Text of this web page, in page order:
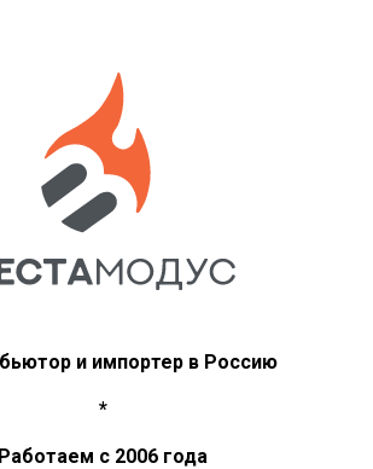
и импортер в Россию
*
Работаем с 2006 года